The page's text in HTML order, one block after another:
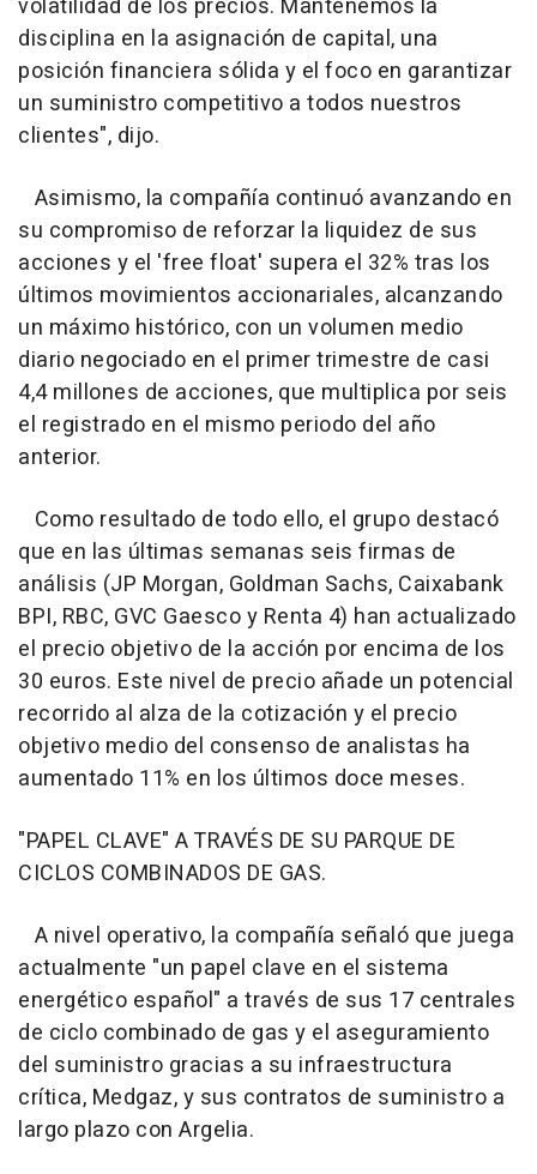
disciplina en la asignación de capital, una
posición financiera sólida y el foco en garantizar
un suministro competitivo a todos nuestros
clientes", dijo.
Asimismo, la compañía continuó avanzando en
su compromiso de reforzar la liquidez de sus
acciones y el 'free float' supera el 32% tras los
últimos movimientos accionariales, alcanzando
un máximo histórico, con un volumen medio
diario negociado en el primer trimestre de casi
4,4 millones de acciones, que multiplica por seis
el registrado en el mismo periodo del año
anterior.
Como resultado de todo ello, el grupo destacó
que en las últimas semanas seis firmas de
análisis (JP Morgan, Goldman Sachs, Caixabank
BPI, RBC, GVC Gaesco y Renta 4) han actualizado
el precio objetivo de la acción por encima de los
30 euros. Este nivel de precio añade un potencial
recorrido al alza de la cotización y el precio
objetivo medio del consenso de analistas ha
aumentado 11% en los últimos doce meses.
"PAPEL CLAVE" A TRAVÉS DE SU PARQUE DE
CICLOS COMBINADOS DE GAS.
A nivel operativo, la compañía señaló que juega
actualmente "un papel clave en el sistema
energético español" a través de sus 17 centrales
de ciclo combinado de gas y el aseguramiento
del suministro gracias a su infraestructura
crítica, Medgaz, y sus contratos de suministro a
largo plazo con Argelia.